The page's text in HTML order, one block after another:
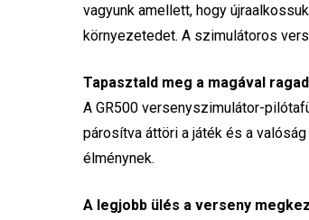
vagyunk amellett, hogy
környezetedet. A szimulátoros
Tapasztald meg a magával
A GR500 versenyszimulátor-
párosítva áttöri a játék és a
élménynek.
A legjobb ülés a verseny